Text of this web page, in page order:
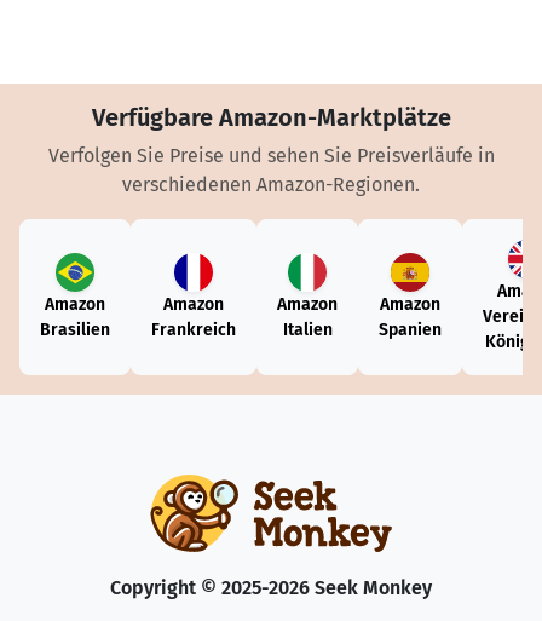
Verfügbare Amazon-Marktplätze
Verfolgen Sie Preise und sehen Sie Preisverläufe in
verschiedenen Amazon-Regionen.
Amazon
Brasilien
Amazon
Frankreich
Amazon
Italien
Amazon
Spanien
Copyright © 2025-2026 Seek Monkey